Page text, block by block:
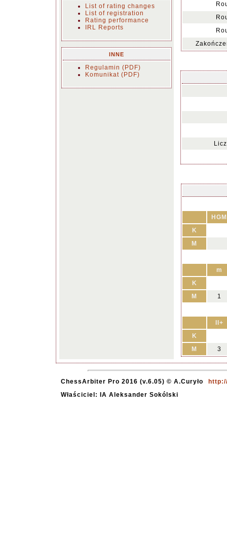
List of rating changes
List of registration
Rating performance
IRL Reports
INNE
Regulamin (PDF)
Komunikat (PDF)
HGM
K
M
m
K
M
1
II+
K
M
3
ChessArbiter Pro 2016 (v.6.05) © A.Curyło
Właściciel: IA Aleksander Sokólski